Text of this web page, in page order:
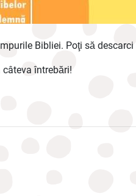
Bibliei. Poţi să descarci
câteva întrebări!